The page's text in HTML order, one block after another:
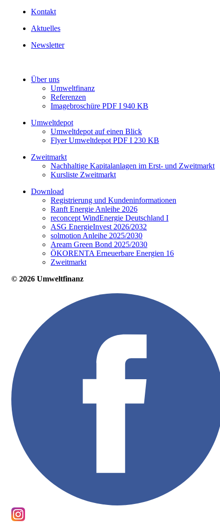
Kontakt
Aktuelles
Newsletter
Über uns
Umweltfinanz
Referenzen
Imagebroschüre PDF I 940 KB
Umweltdepot
Umweltdepot auf einen Blick
Flyer Umweltdepot PDF I 230 KB
Zweitmarkt
Nachhaltige Kapitalanlagen im Erst- und Zweitmarkt
Kursliste Zweitmarkt
Download
Registrierung und Kundeninformationen
Ranft Energie Anleihe 2026
reconcept WindEnergie Deutschland I
ASG EnergieInvest 2026/2032
solmotion Anleihe 2025/2030
Aream Green Bond 2025/2030
ÖKORENTA Erneuerbare Energien 16
Zweitmarkt
© 2026 Umweltfinanz